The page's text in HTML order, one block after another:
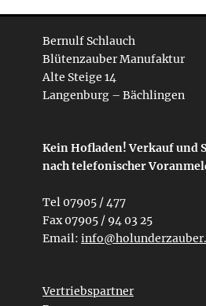
Bernulf Schlauch
Blütenzauber Manufaktur
Alte Steige 14
Langenburg – Bächlingen
Kein Hofladen! Verkauf und
nach telefonischer
Tel 07905 / 477
Fax 07905 / 94 03 25
Email:
Vertriebspartner